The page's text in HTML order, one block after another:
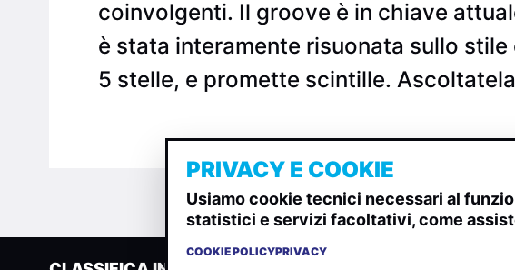
coinvolgenti. Il groove è in chiave
è stata interamente risuonata sullo
5 stelle, e promette scintille.
PRIVACY E COOKIE
Usiamo cookie tecnici necessari al
statistici e servizi facoltativi, come
COOKIE POLICYPRIVACY